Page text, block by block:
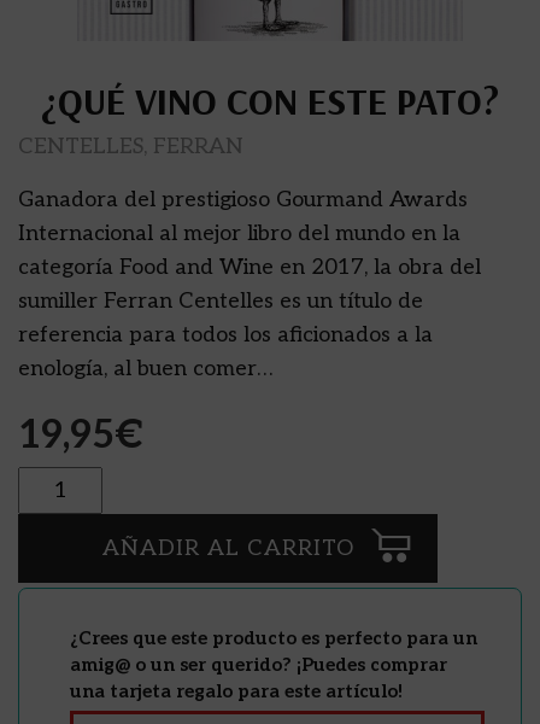
¿QUÉ VINO CON ESTE PATO?
CENTELLES, FERRAN
Ganadora del prestigioso Gourmand Awards
Internacional al mejor libro del mundo en la
categoría Food and Wine en 2017, la obra del
sumiller Ferran Centelles es un título de
referencia para todos los aficionados a la
enología, al buen comer…
19,95€
Cantidad
AÑADIR AL CARRITO
¿Crees que este producto es perfecto para un
amig@ o un ser querido? ¡Puedes comprar
una tarjeta regalo para este artículo!